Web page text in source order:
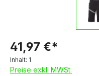
41,97 €*
Inhalt: 1
Preise exkl. MWSt.